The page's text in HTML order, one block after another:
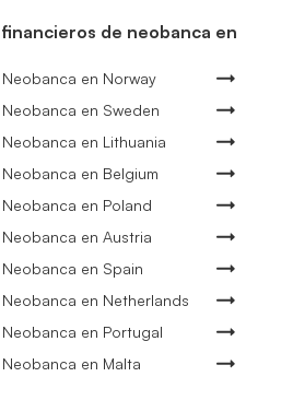
de neobanca en
en Norway
en Sweden
en Lithuania
en Belgium
en Poland
en Austria
en Spain
en Netherlands
en Portugal
en Malta